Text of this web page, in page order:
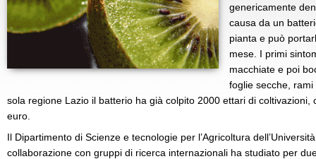
genericamente
causa da un
pianta e può
mese. I primi
macchiate e poi
foglie secche,
sola regione Lazio il batterio ha già colpito 2000 ettari di coltivazioni,
euro.
Il Dipartimento di Scienze e tecnologie per l’Agricoltura
collaborazione con gruppi di ricerca internazionali ha studiato per